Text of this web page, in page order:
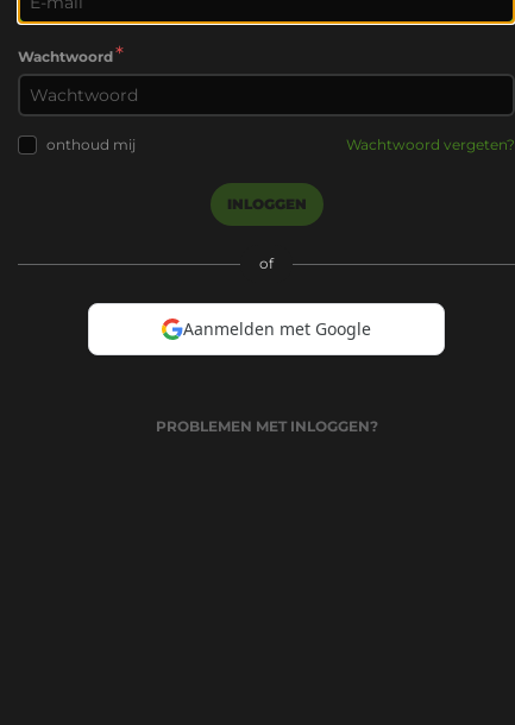
Wachtwoord*
onthoud mij Wachtwoord vergeten?
INLOGGEN
of
Aanmelden met Google
PROBLEMEN MET INLOGGEN?